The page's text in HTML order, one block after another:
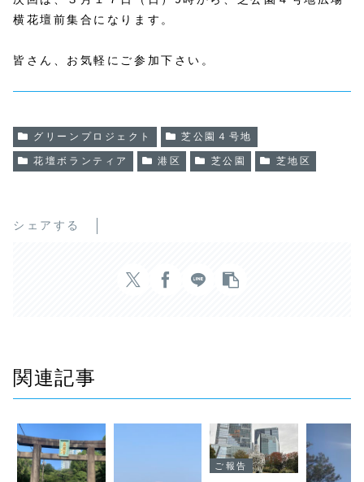
横花壇前集合になります。
皆さん、お気軽にご参加下さい。
グリーンプロジェクト 芝公園４号地
花壇ボランティア 港区 芝公園 芝地区
シェアする
関連記事
ご報告